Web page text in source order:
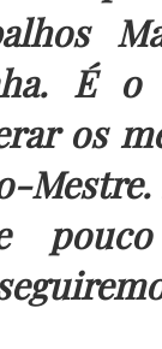
É o
os
Mestre.